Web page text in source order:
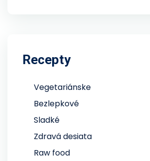
Recepty
Vegetariánske
Bezlepkové
Sladké
Zdravá desiata
Raw food